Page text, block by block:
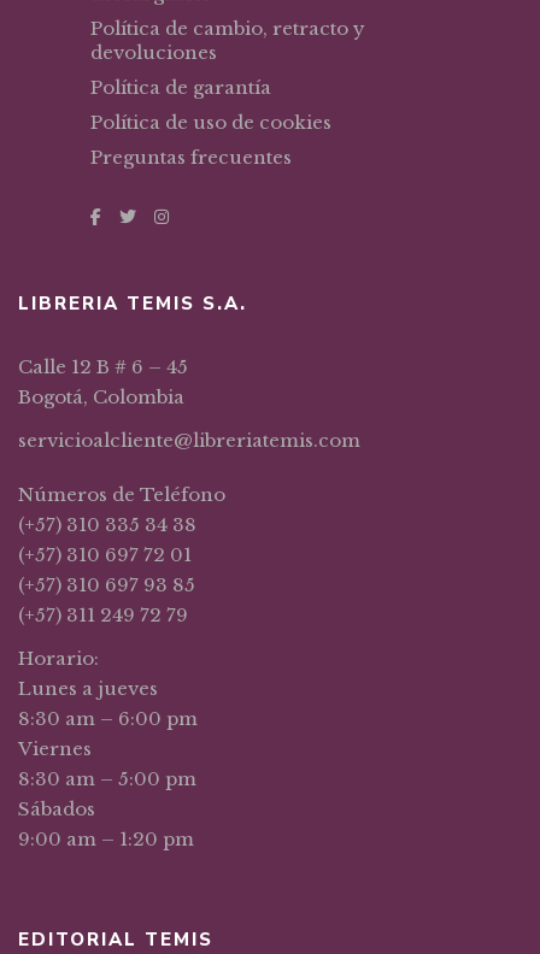
Política de cambio, retracto y
devoluciones
Política de garantía
Política de uso de cookies
Preguntas frecuentes
LIBRERIA TEMIS S.A.
Calle 12 B # 6 – 45
Bogotá, Colombia
servicioalcliente@libreriatemis.com
Números de Teléfono
(+57) 310 335 34 38
(+57) 310 697 72 01
(+57) 310 697 93 85
(+57) 311 249 72 79
Horario:
Lunes a jueves
8:30 am – 6:00 pm
Viernes
8:30 am – 5:00 pm
Sábados
9:00 am – 1:20 pm
EDITORIAL TEMIS